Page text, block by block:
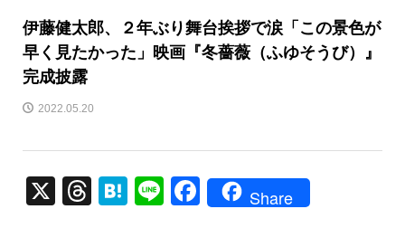
伊藤健太郎、２年ぶり舞台挨拶で涙「この景色が
早く見たかった」映画『冬薔薇（ふゆそうび）』
完成披露
2022.05.20
X
T
H
Li
F
Share